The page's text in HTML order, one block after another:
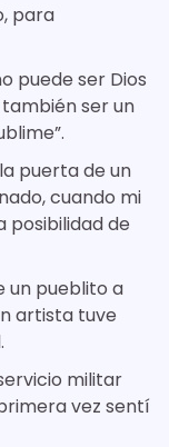
para
puede ser Dios
ser un
puerta de un
cuando mi
posibilidad de
un pueblito a
artista tuve
militar
vez sentí